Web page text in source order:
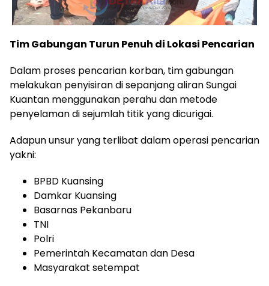
Tim Gabungan Turun Penuh di Lokasi Pencarian
Dalam proses pencarian korban, tim gabungan
melakukan penyisiran di sepanjang aliran Sungai
Kuantan menggunakan perahu dan metode
penyelaman di sejumlah titik yang dicurigai.
Adapun unsur yang terlibat dalam operasi pencarian
yakni:
BPBD Kuansing
Damkar Kuansing
Basarnas Pekanbaru
TNI
Polri
Pemerintah Kecamatan dan Desa
Masyarakat setempat